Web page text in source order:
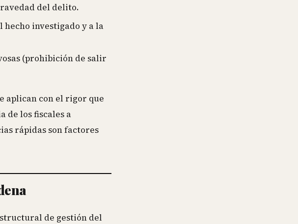
del delito.
investigado y a la
(prohibición de salir
aplican con el rigor que
de los fiscales a
rápidas son factores
de gestión del